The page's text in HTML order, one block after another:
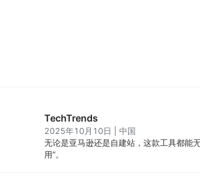
TechTrends
2025年10月10日
中国
无论是亚马逊还是自建站，这款工具都能
用”。